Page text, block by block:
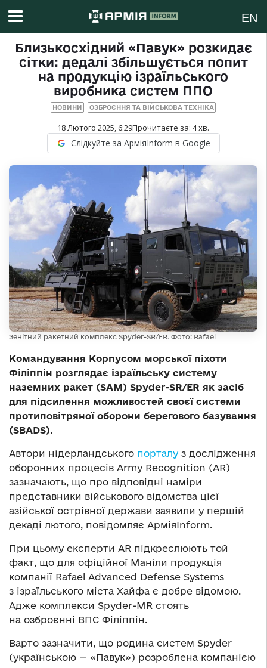
EN
Близькосхідний «Павук» розкидає
сітки: дедалі збільшується попит
на продукцію ізраїльського
виробника систем ППО
НОВИНИ ОЗБРОЄННЯ ТА ВІЙСЬКОВА ТЕХНІКА
18 Лютого 2025, 6:29Прочитаєте за: 4хв.
Слідкуйте за АрміяInform в Google
Зенітний ракетний комплекс Spyder-SR/ER. Фото: Rafael
Командування Корпусом морської піхоти
Філіппін розглядає ізраїльську систему
наземних ракет (SAM) Spyder-SR/ER як засіб
для підсилення можливостей своєї системи
протиповітряної оборони берегового базування
(SBADS).
Автори нідерландського порталу з дослідження
оборонних процесів Army Recognition (AR)
зазначають, що про відповідні наміри
представники військового відомства цієї
азійської острівної держави заявили у першій
декаді лютого, повідомляє АрміяInform.
При цьому експерти AR підкреслюють той
факт, що для офіційної Маніли продукція
компанії Rafael Advanced Defense Systems
з ізраїльського міста Хайфа є добре відомою.
Адже комплекси Spyder-MR стоять
на озброєнні ВПС Філіппін.
Варто зазначити, що родина систем Spyder
(українською — «Павук») розроблена компанією